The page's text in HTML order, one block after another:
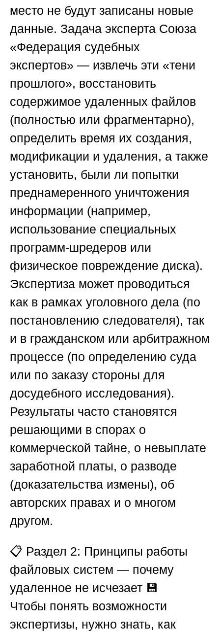
место не будут записаны новые
данные. Задача эксперта Союза
«Федерация судебных
экспертов» — извлечь эти «тени
прошлого», восстановить
содержимое удаленных файлов
(полностью или фрагментарно),
определить время их создания,
модификации и удаления, а также
установить, были ли попытки
преднамеренного уничтожения
информации (например,
использование специальных
программ-шредеров или
физическое повреждение диска).
Экспертиза может проводиться
как в рамках уголовного дела (по
постановлению следователя), так
и в гражданском или арбитражном
процессе (по определению суда
или по заказу стороны для
досудебного исследования).
Результаты часто становятся
решающими в спорах о
коммерческой тайне, о невыплате
заработной платы, о разводе
(доказательства измены), об
авторских правах и о многом
другом.
📋 Раздел 2: Принципы работы
файловых систем — почему
удаленное не исчезает 💾
Чтобы понять возможности
экспертизы, нужно знать, как